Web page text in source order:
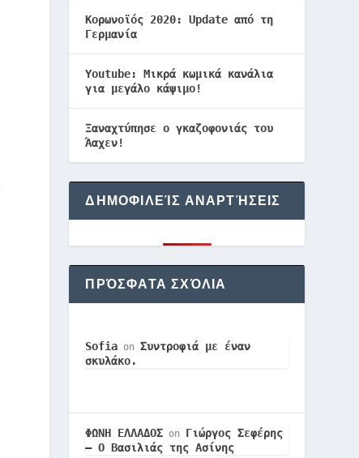
Κορωνοϊός 2020: Update από τη
Γερμανία
Youtube: Μικρά κωμικά κανάλια
για μεγάλο κάψιμο!
Ξαναχτύπησε ο γκαζοφονιάς του
Άαχεν!
ΔΗΜΟΦΙΛΕΊΣ ΑΝΑΡΤΉΣΕΙΣ
ΠΡΌΣΦΑΤΑ ΣΧΌΛΙΑ
Sofia onΣυντροφιά με έναν
σκυλάκο.
ΦΩΝΗ ΕΛΛΑΔΟΣ on Γιώργος Σεφέρης
– Ο Βασιλιάς της Ασίνης